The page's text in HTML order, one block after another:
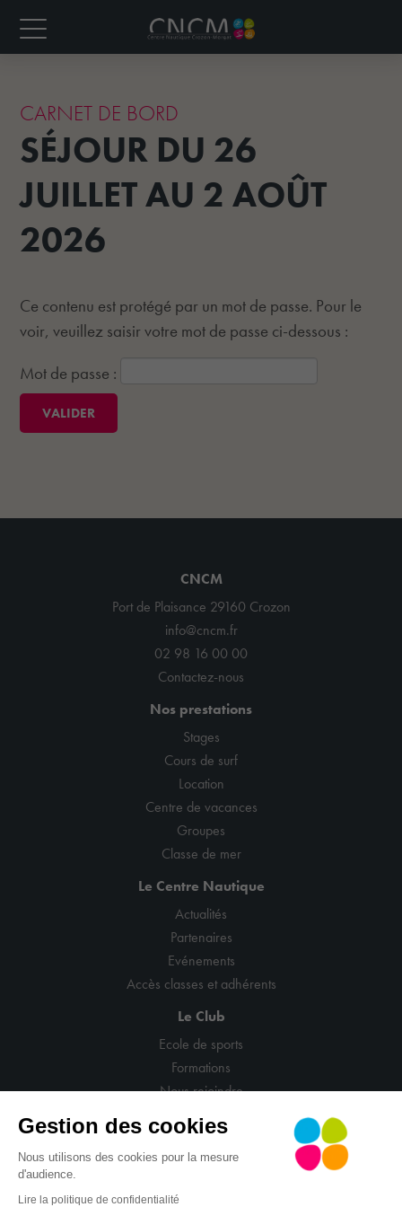
CARNET DE BORD
SÉJOUR DU 26
JUILLET AU 2 AOÛT
2026
Ce contenu est protégé par un mot de passe. Pour le
voir, veuillez saisir votre mot de passe ci-dessous :
Mot de passe :
CNCM
Port de Plaisance 29160 Crozon
info@cncm.fr
02 98 16 00 00
Contactez-nous
Nos prestations
Stages
Cours de surf
Location
Centre de vacances
Groupes
Classe de mer
Le Centre Nautique
Actualités
Partenaires
Evénements
Accès classes et adhérents
Le Club
Ecole de sports
Formations
Nous rejoindre
Gestion des cookies
Nous utilisons des cookies pour la mesure
d'audience.
Lire la politique de confidentialité